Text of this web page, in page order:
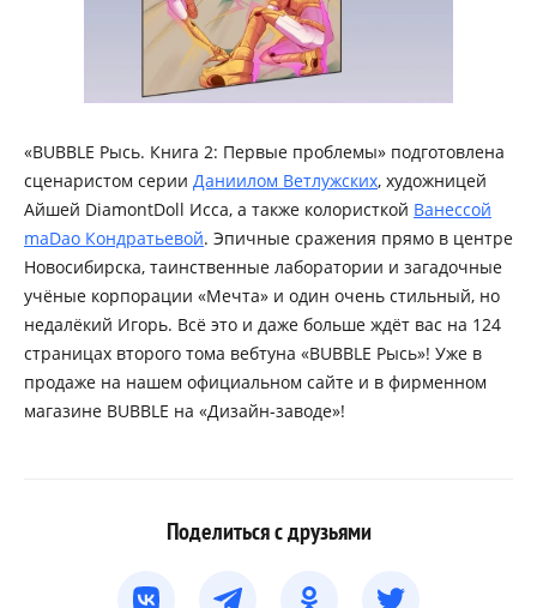
«BUBBLE Рысь. Книга 2: Первые проблемы» подготовлена
сценаристом серии Даниилом Ветлужских, художницей
Айшей DiamontDoll Исса, а также колористкой Ванессой
maDao Кондратьевой. Эпичные сражения прямо в центре
Новосибирска, таинственные лаборатории и загадочные
учёные корпорации «Мечта» и один очень стильный, но
недалёкий Игорь. Всё это и даже больше ждёт вас на 124
страницах второго тома вебтуна «BUBBLE Рысь»! Уже в
продаже на нашем официальном сайте и в фирменном
магазине BUBBLE на «Дизайн-заводе»!
Поделиться с друзьями